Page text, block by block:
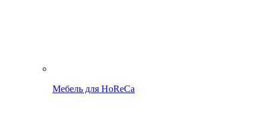
Мебель для HoReCa